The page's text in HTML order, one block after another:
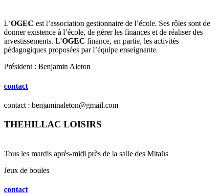
L’OGEC est l’association gestionnaire de l’école. Ses rôles sont de
donner existence à l’école, de gérer les finances et de réaliser des
investissements. L’OGEC finance, en partie, les activités
pédagogiques proposées par l’équipe enseignante.
Président : Benjamin Aleton
contact
contact : benjaminaleton@gmail.com
THEHILLAC LOISIRS
Tous les mardis après-midi près de la salle des Mitaüs
Jeux de boules
contact